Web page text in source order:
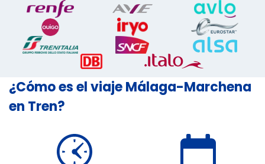
¿Cómo es el viaje Málaga-Marchena
en Tren?